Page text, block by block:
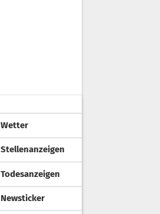
Wetter
Stellenanzeigen
Todesanzeigen
Newsticker